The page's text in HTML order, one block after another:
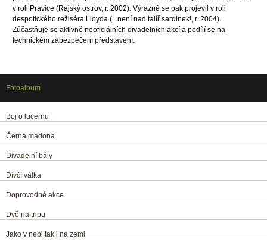
v roli Pravice (Rajský ostrov, r. 2002). Výrazně se pak projevil v roli
despotického režiséra Lloyda (...není nad talíř sardinek!, r. 2004).
Zúčastňuje se aktivně neoficiálních divadelních akcí a podílí se na
technickém zabezpečení představení.
Fotoalbum
Boj o lucernu
Černá madona
Divadelní bály
Dívčí válka
Doprovodné akce
Dvě na tripu
Jako v nebi tak i na zemi